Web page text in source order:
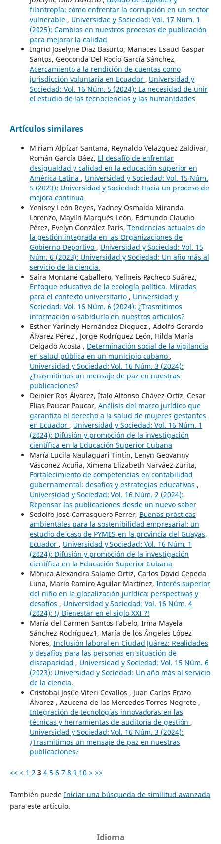
filantropía: cómo enfrentar la corrupción en un sector
vulnerable , Universidad y Sociedad: Vol. 17 Núm. 1
(2025): Cambios en nuestros procesos de publicación
para mejorar la calidad
Ingrid Joselyne Díaz Basurto, Manaces Esaud Gaspar
Santos, Geoconda Del Rocío García Sánchez,
Acercamiento a la rendición de cuentas como
jurisdicción voluntaria en Ecuador , Universidad y
Sociedad: Vol. 16 Núm. 5 (2024): La necesidad de unir
el estudio de las tecnociencias y las humanidades
Artículos similares
Miriam Alpízar Santana, Reynaldo Velazquez Zaldivar,
Román García Báez, El desafío de enfrentar
desigualdad y calidad en la educación superior en
América Latina , Universidad y Sociedad: Vol. 15 Núm.
5 (2023): Universidad y Sociedad: Hacia un proceso de
mejora continua
Yenisey León Reyes, Yadney Osmaida Miranda
Lorenzo, Maylín Marqués León, Edmundo Claudio
Pérez, Evelyn González Paris, Tendencias actuales de
la gestión integrada en las Organizaciones de
Gobierno Deportivo , Universidad y Sociedad: Vol. 15
Núm. 6 (2023): Universidad y Sociedad: Un año más al
servicio de la ciencia.
Saíra Montané Caballero, Yelineis Pacheco Suárez,
Enfoque educativo de la ecología política. Miradas
para el contexto universitario , Universidad y
Sociedad: Vol. 16 Núm. 6 (2024): ¿Trasmitimos
información o sabiduría en nuestros artículos?
Esther Yarinely Hernández Dieguez , Adolfo Gerardo
Álvarez Pérez , Jorge Rodríguez León, Hilda María
Delgado Acosta , Determinación social de la vigilancia
en salud pública en un municipio cubano ,
Universidad y Sociedad: Vol. 16 Núm. 3 (2024):
¿Trasmitimos un mensaje de paz en nuestras
publicaciones?
Deinier Ros Álvarez, Ítalo Alfonso Chávez Ortiz, Cesar
Elías Paucar Paucar, Análisis del marco jurídico que
garantiza el derecho a la salud de mujeres gestantes
en Ecuador , Universidad y Sociedad: Vol. 16 Núm. 1
(2024): Difusión y promoción de la investigación
científica en la Educación Superior Cubana
María Lucila Naulaguari Tintín, Lenyn Geovanny
Vásconez Acuña, Ximena Elizabeth Narváez Zurita,
Fortalecimiento de competencias en contabilidad
gubernamental: desafíos y estrategias educativas ,
Universidad y Sociedad: Vol. 16 Núm. 2 (2024):
Repensar las publicaciones desde un nuevo saber
Sedolfo José Carrasquero Ferrer, Buenas prácticas
ambientales para la sostenibilidad empresarial: un
estudio de caso de PYMES en la provincia del Guayas,
Ecuador , Universidad y Sociedad: Vol. 16 Núm. 1
(2024): Difusión y promoción de la investigación
científica en la Educación Superior Cubana
Mónica Alexandra Salame Ortiz, Carlos David Cepeda
Luna, Mario Ramiro Aguilar Martínez, Interés superior
del niño en la glocalización jurídica: perspectivas y
desafíos , Universidad y Sociedad: Vol. 16 Núm. 4
(2024): !¿ Bienestar en el siglo XXI ?!
María del Carmen Santos Fabelo, Irma Mayela
Sánchez Rodríguez1, María de los Ángeles López
Nores, Inclusión laboral en Ciudad Juárez: Realidades
y desafíos para las personas en situación de
discapacidad , Universidad y Sociedad: Vol. 15 Núm. 6
(2023): Universidad y Sociedad: Un año más al servicio
de la ciencia.
Cristóbal Josúe Viteri Cevallos , Juan Carlos Erazo
Álvarez , Azucena de las Mercedes Torres Negrete ,
Integración de tecnologías innovadoras en las
técnicas y herramientas de auditoría de gestión ,
Universidad y Sociedad: Vol. 16 Núm. 3 (2024):
¿Trasmitimos un mensaje de paz en nuestras
publicaciones?
<< < 1 2 3 4 5 6 7 8 9 10 > >>
También puede Iniciar una búsqueda de similitud avanzada
para este artículo.
Idioma